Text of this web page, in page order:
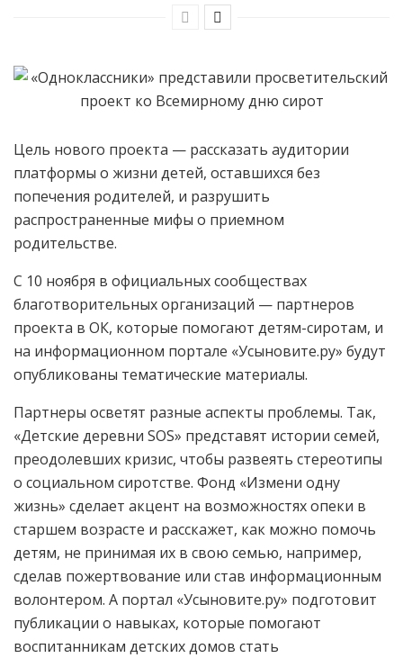
Цель нового проекта — рассказать аудитории
платформы о жизни детей, оставшихся без
попечения родителей, и разрушить
распространенные мифы о приемном
родительстве.
С 10 ноября в официальных сообществах
благотворительных организаций — партнеров
проекта в ОК, которые помогают детям-сиротам, и
на информационном портале «Усыновите.ру» будут
опубликованы тематические материалы.
Партнеры осветят разные аспекты проблемы. Так,
«Детские деревни SOS» представят истории семей,
преодолевших кризис, чтобы развеять стереотипы
о социальном сиротстве. Фонд «Измени одну
жизнь» сделает акцент на возможностях опеки в
старшем возрасте и расскажет, как можно помочь
детям, не принимая их в свою семью, например,
сделав пожертвование или став информационным
волонтером. А портал «Усыновите.ру» подготовит
публикации о навыках, которые помогают
воспитанникам детских домов стать